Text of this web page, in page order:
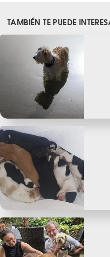
TAMBIÉN TE PUEDE